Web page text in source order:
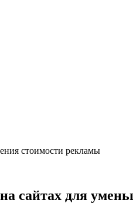
стоимости рекламы
сайтах для